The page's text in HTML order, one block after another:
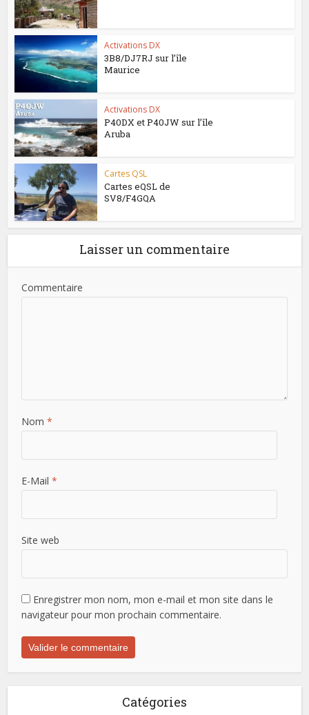
Activations DX
3B8/DJ7RJ sur l’île
Maurice
Activations DX
P40DX et P40JW sur l’île
Aruba
Cartes QSL
Cartes eQSL de
SV8/F4GQA
Laisser un commentaire
Commentaire
Nom *
E-Mail *
Site web
Enregistrer mon nom, mon e-mail et mon site dans le
navigateur pour mon prochain commentaire.
Catégories